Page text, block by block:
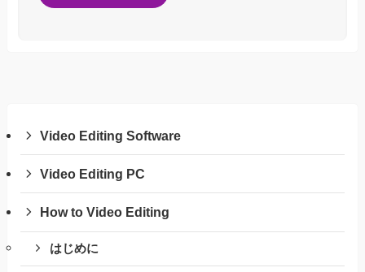
Video Editing Software
Video Editing PC
How to Video Editing
はじめに